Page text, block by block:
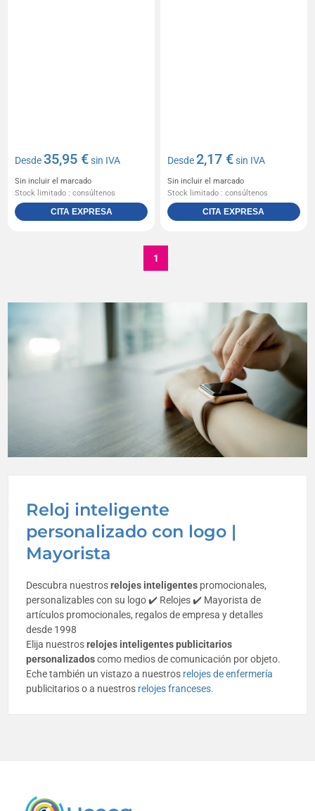
Reloj inteligente
personalizado con logo |
Mayorista
Descubra nuestrosrelojes inteligentes promocionales,
personalizables con su logo ✔️ Relojes ✔️ Mayorista de
artículos promocionales, regalos de empresa y detalles
desde 1998
Elija nuestrosrelojes inteligentes publicitarios
personalizadoscomo medios de comunicación por objeto.
Eche también un vistazo a nuestros relojes de enfermería
publicitarios o a nuestros relojes franceses.
Desde35,95 €sin IVA
Sin incluir el marcado
Stock limitado : consúltenos
CITA EXPRESA
Desde2,17 €sin IVA
Sin incluir el marcado
Stock limitado : consúltenos
CITA EXPRESA
1